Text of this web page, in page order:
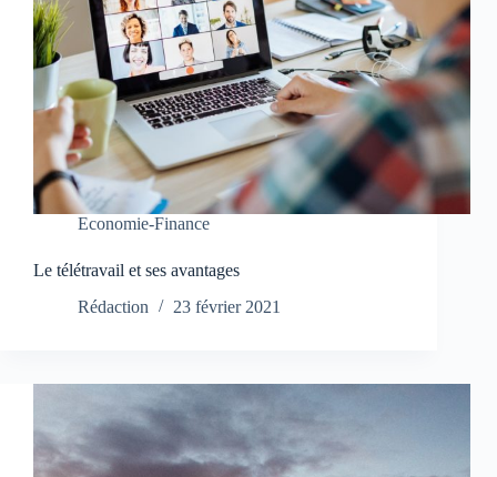
Economie-Finance
Le télétravail et ses avantages
Rédaction
23 février 2021